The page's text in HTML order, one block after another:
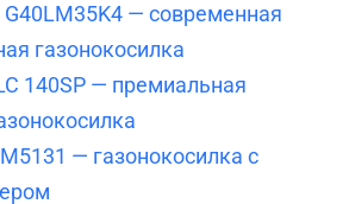
G40LM35K4 — современная
газонокосилка
140SP — премиальная
— газонокосилка с